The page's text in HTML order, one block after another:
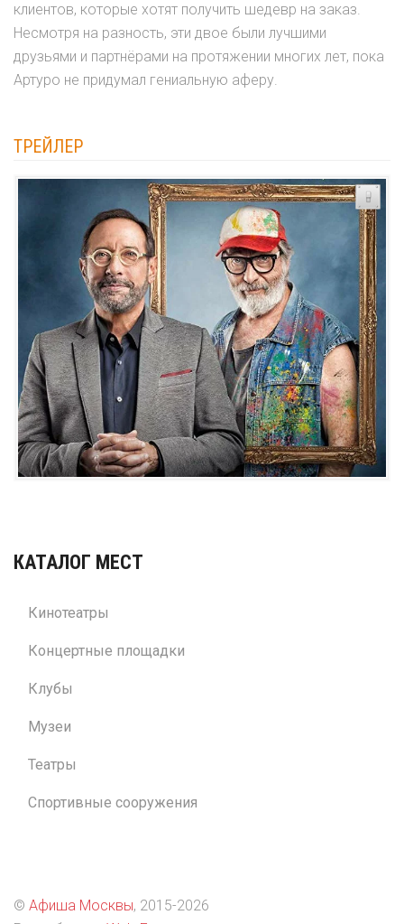
клиентов, которые хотят получить шедевр на заказ.
Несмотря на разность, эти двое были лучшими
друзьями и партнёрами на протяжении многих лет, пока
Артуро не придумал гениальную аферу.
ТРЕЙЛЕР
КАТАЛОГ МЕСТ
Кинотеатры
Концертные площадки
Клубы
Музеи
Театры
Спортивные сооружения
© Афиша Москвы, 2015-2026